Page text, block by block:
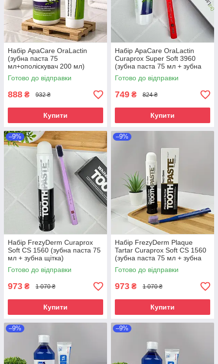
Набір ApaCare OraLactin
(зубна паста 75
мл+ополіскувач 200 мл)
Готово до відправки
888 ₴ 932 ₴
Купити
Набір ApaCare OraLactin
Curaprox Super Soft 3960
(зубна паста 75 мл + зубна
щітка Super Soft)
Готово до відправки
749 ₴ 824 ₴
Купити
–9%
Набір FrezyDerm Curaprox
Soft CS 1560 (зубна паста 75
мл + зубна щітка)
Готово до відправки
973 ₴ 1 070 ₴
Купити
–9%
Набір FrezyDerm Plaque
Tartar Curaprox Soft CS 1560
(зубна паста 75 мл + зубна
щітка)
Готово до відправки
973 ₴ 1 070 ₴
Купити
–9% –9%